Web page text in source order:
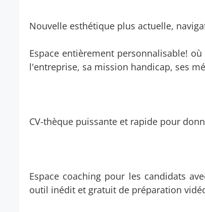
Nouvelle esthétique plus actuelle,
Espace entièrement personnalisable!
l'entreprise, sa mission handicap, ses
CV-thèque puissante et rapide pour
Espace coaching pour les candidats
outil inédit et gratuit de préparation